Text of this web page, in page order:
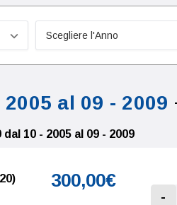
al 09 - 2009
10 - 2005 al 09 - 2009
300,00€
-